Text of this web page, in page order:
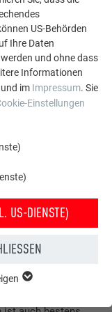
&
US-Behörden
Ihre Daten
und ohne dass
Informationen
und im Impressum. Sie
Einstellungen
US-DIENSTE)